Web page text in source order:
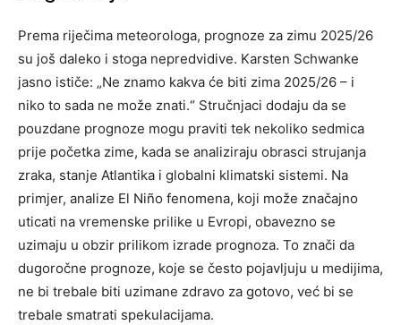
Prema riječima meteorologa, prognoze za zimu 2025/26
su još daleko i stoga nepredvidive. Karsten Schwanke
jasno ističe: „Ne znamo kakva će biti zima 2025/26 – i
niko to sada ne može znati.“ Stručnjaci dodaju da se
pouzdane prognoze mogu praviti tek nekoliko sedmica
prije početka zime, kada se analiziraju obrasci strujanja
zraka, stanje Atlantika i globalni klimatski sistemi. Na
primjer, analize El Niño fenomena, koji može značajno
uticati na vremenske prilike u Evropi, obavezno se
uzimaju u obzir prilikom izrade prognoza. To znači da
dugoročne prognoze, koje se često pojavljuju u medijima,
ne bi trebale biti uzimane zdravo za gotovo, već bi se
trebale smatrati spekulacijama.